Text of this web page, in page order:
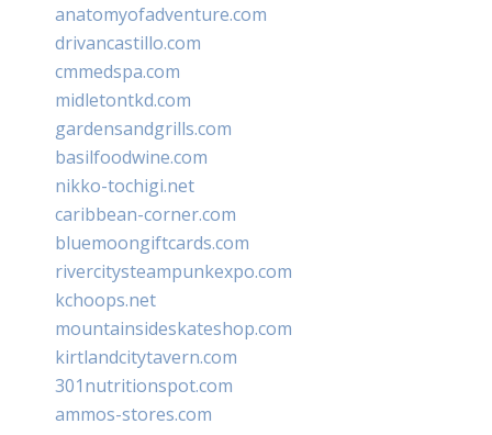
anatomyofadventure.com
drivancastillo.com
cmmedspa.com
midletontkd.com
gardensandgrills.com
basilfoodwine.com
nikko-tochigi.net
caribbean-corner.com
bluemoongiftcards.com
rivercitysteampunkexpo.com
kchoops.net
mountainsideskateshop.com
kirtlandcitytavern.com
301nutritionspot.com
ammos-stores.com